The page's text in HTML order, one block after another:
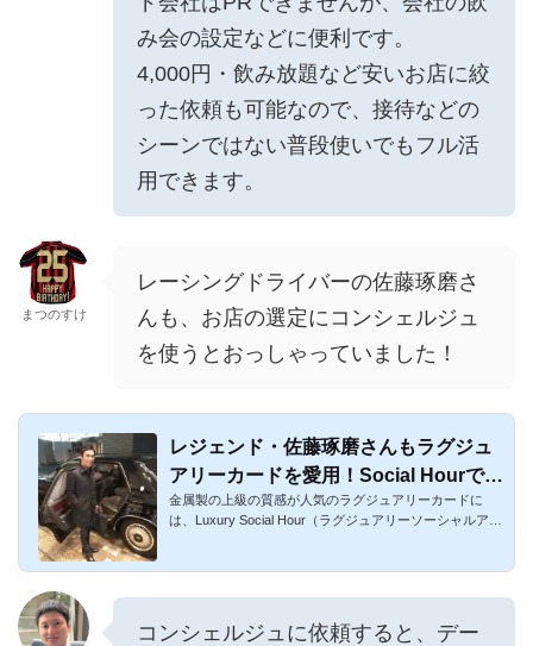
み会の設定などに便利です。
4,000円・飲み放題など安いお店に絞
った依頼も可能なので、接待などの
シーンではない普段使いでもフル活
用できます。
まつのすけ
レーシングドライバーの佐藤琢磨さ
んも、お店の選定にコンシェルジュ
を使うとおっしゃっていました！
レジェンド・佐藤琢磨さんもラグジュ
アリーカードを愛用！Social Hourで魅
力を聞きました！
金属製の上級の質感が人気のラグジュアリーカードに
は、Luxury Social Hour（ラグジュアリーソーシャルアワ
コンシェルジュに依頼すると、デー